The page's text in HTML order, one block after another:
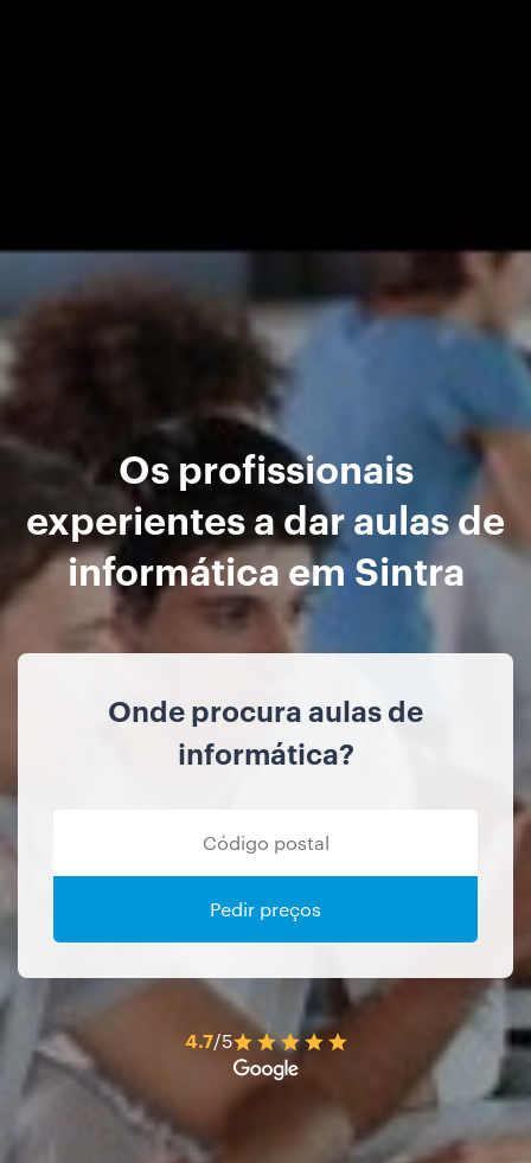
Os profissionais
experientes a dar aulas de
informática em Sintra
Onde procura aulas de
informática?
Pedir preços
4.7/5